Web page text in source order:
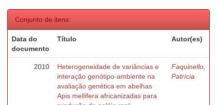
Conjunto de itens:
Data do
documento
Título Autor(es)
2010
Heterogeneidade de variâncias e
interação genótipo-ambiente na
avaliação genética em abelhas
Apis mellifera africanizadas para
Faquinello,
Patrícia